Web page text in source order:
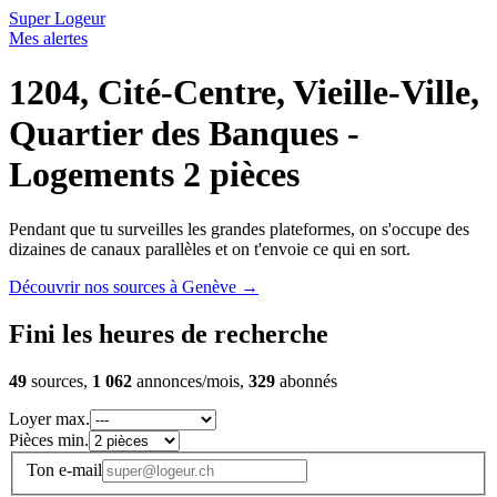
Super Logeur
Mes alertes
1204, Cité-Centre, Vieille-Ville,
Quartier des Banques -
Logements 2 pièces
Pendant que tu surveilles les grandes plateformes, on s'occupe des
dizaines de canaux parallèles et on t'envoie ce qui en sort.
Découvrir nos sources à Genève →
Fini les heures de recherche
49 sources, 1 062 annonces/mois, 329 abonnés
Loyer max.
Pièces min.
Ton e-mail